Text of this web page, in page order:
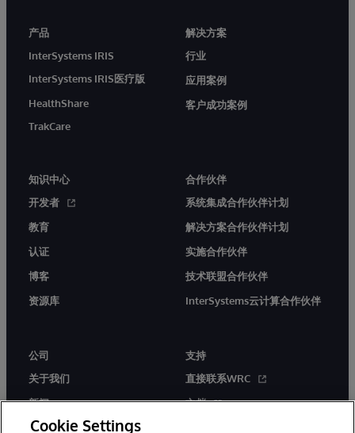
产品
InterSystems IRIS
InterSystems IRIS医疗版
HealthShare
TrakCare
解决方案
行业
应用案例
客户成功案例
知识中心
开发者
教育
认证
博客
资源库
合作伙伴
系统集成合作伙伴计划
解决方案合作伙伴计划
实施合作伙伴
技术联盟合作伙伴
InterSystems云计算合作伙伴
公司
关于我们
新闻
活动
支持
直接联系WRC
文档
Cookie Settings